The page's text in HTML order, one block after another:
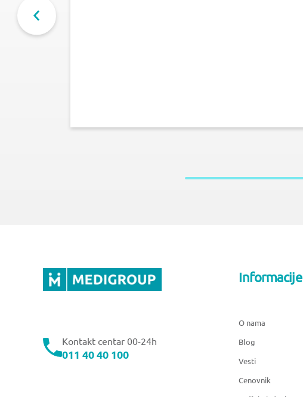
Kontakt centar 00-24h
011 40 40 100
Informacije
O nama
Blog
Vesti
Cenovnik